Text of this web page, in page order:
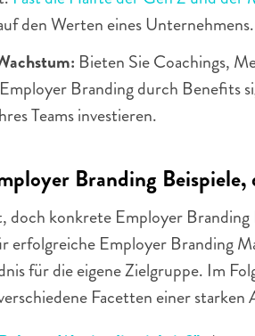
den Werten eines Unternehmens.
Bieten Sie Coachings,
Branding durch Benefits
Teams investieren.
Branding
doch konkrete Employer
erfolgreiche Employer Branding
für die eigene Zielgruppe. Im
Facetten einer